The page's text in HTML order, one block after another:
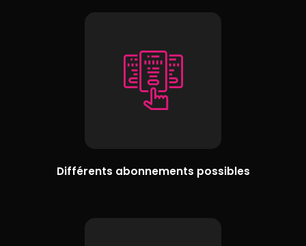
Différents abonnements possibles